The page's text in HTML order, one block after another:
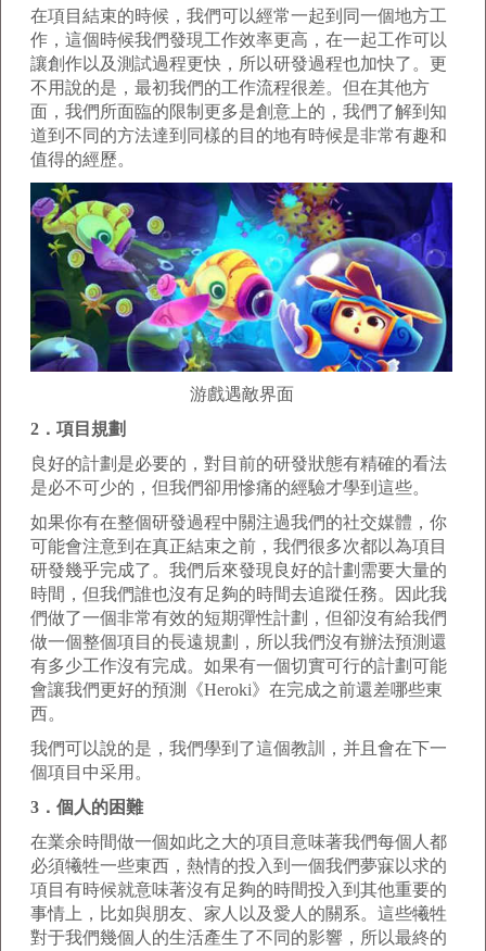
在項目結束的時候，我們可以經常一起到同一個地方工
作，這個時候我們發現工作效率更高，在一起工作可以
讓創作以及測試過程更快，所以研發過程也加快了。更
不用說的是，最初我們的工作流程很差。但在其他方
面，我們所面臨的限制更多是創意上的，我們了解到知
道到不同的方法達到同樣的目的地有時候是非常有趣和
值得的經歷。
游戲遇敵界面
2．項目規劃
良好的計劃是必要的，對目前的研發狀態有精確的看法
是必不可少的，但我們卻用慘痛的經驗才學到這些。
如果你有在整個研發過程中關注過我們的社交媒體，你
可能會注意到在真正結束之前，我們很多次都以為項目
研發幾乎完成了。我們后來發現良好的計劃需要大量的
時間，但我們誰也沒有足夠的時間去追蹤任務。因此我
們做了一個非常有效的短期彈性計劃，但卻沒有給我們
做一個整個項目的長遠規劃，所以我們沒有辦法預測還
有多少工作沒有完成。如果有一個切實可行的計劃可能
會讓我們更好的預測《Heroki》在完成之前還差哪些東
西。
我們可以說的是，我們學到了這個教訓，并且會在下一
個項目中采用。
3．個人的困難
在業余時間做一個如此之大的項目意味著我們每個人都
必須犧牲一些東西，熱情的投入到一個我們夢寐以求的
項目有時候就意味著沒有足夠的時間投入到其他重要的
事情上，比如與朋友、家人以及愛人的關系。這些犧牲
對于我們幾個人的生活產生了不同的影響，所以最終的